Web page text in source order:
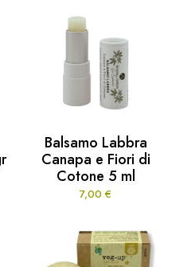
Balsamo Labbra
Canapa e Fiori di
Cotone 5 ml
7,00 €